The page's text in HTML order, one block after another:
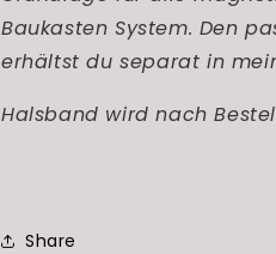
Baukasten System. Den
erhältst du separat in
Halsband wird nach
Share